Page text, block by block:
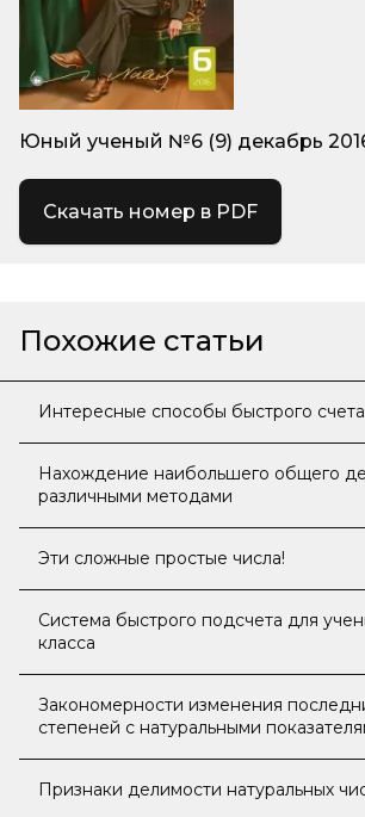
Юный ученый №6 (9) декабрь
Скачать номер в PDF
Похожие статьи
Интересные способы быстрого счета
Нахождение наибольшего общего
различными методами
Эти сложные простые числа!
Система быстрого подсчета для
класса
Закономерности изменения
степеней с натуральными
Признаки делимости натуральных